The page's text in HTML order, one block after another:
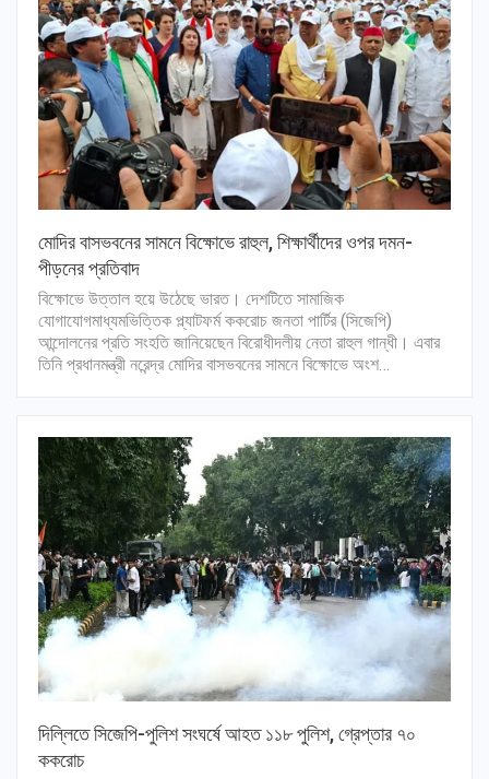
মোদির বাসভবনের সামনে বিক্ষোভে রাহুল, শিক্ষার্থীদের ওপর দমন-
পীড়নের প্রতিবাদ
বিক্ষোভে উত্তাল হয়ে উঠেছে ভারত। দেশটিতে সামাজিক
যোগাযোগমাধ্যমভিত্তিক প্ল্যাটফর্ম ককরোচ জনতা পার্টির (সিজেপি)
আন্দোলনের প্রতি সংহতি জানিয়েছেন বিরোধীদলীয় নেতা রাহুল গান্ধী। এবার
তিনি প্রধানমন্ত্রী নরেন্দ্র মোদির বাসভবনের সামনে বিক্ষোভে অংশ…
দিল্লিতে সিজেপি-পুলিশ সংঘর্ষে আহত ১১৮ পুলিশ, গ্রেপ্তার ৭০
ককরোচ